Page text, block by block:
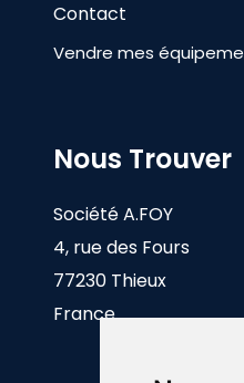
Contact
Vendre mes
Nous Trouver
Société A.FOY
4, rue des Fours
77230 Thieux
France